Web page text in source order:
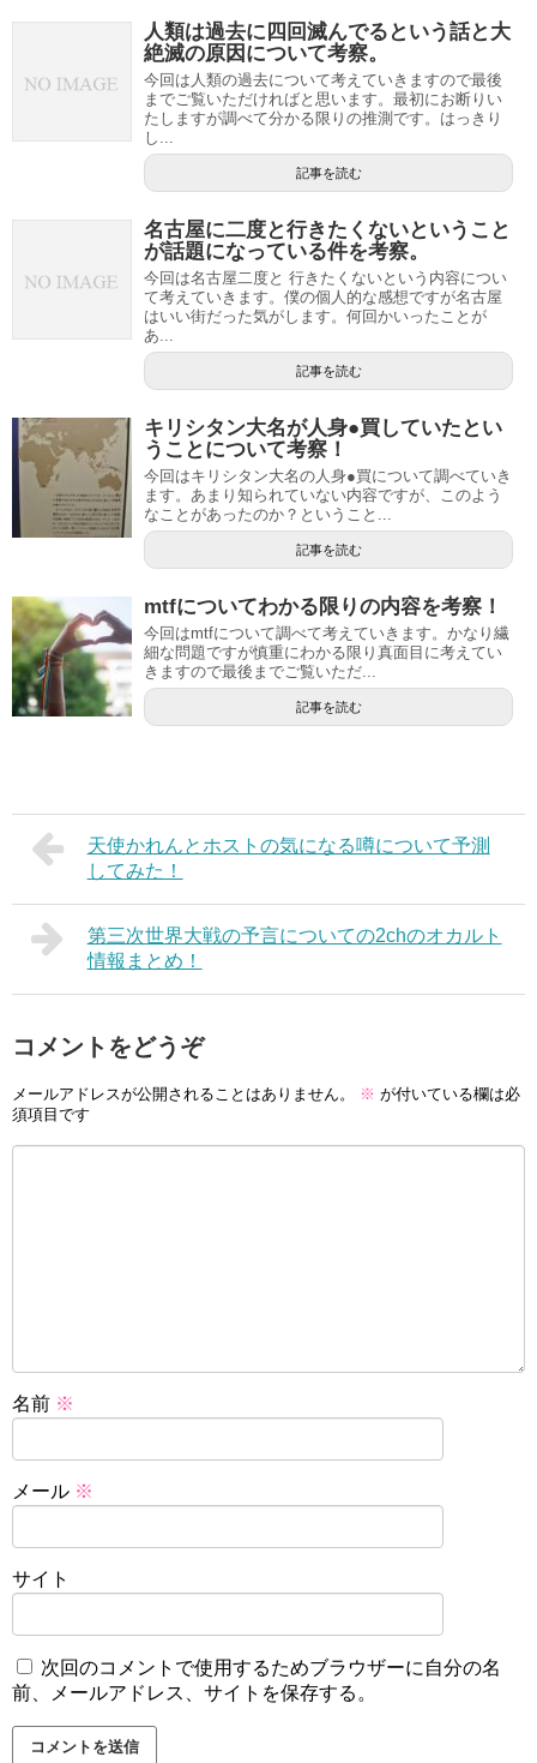
人類は過去に四回滅んでるという話と大
絶滅の原因について考察。
今回は人類の過去について考えていきますので最後
までご覧いただければと思います。最初にお断りい
たしますが調べて分かる限りの推測です。はっきり
し...
記事を読む
名古屋に二度と行きたくないということ
が話題になっている件を考察。
今回は名古屋二度と 行きたくないという内容につい
て考えていきます。僕の個人的な感想ですが名古屋
はいい街だった気がします。何回かいったことが
あ...
記事を読む
キリシタン大名が人身●買していたとい
うことについて考察！
今回はキリシタン大名の人身●買について調べていき
ます。あまり知られていない内容ですが、このよう
なことがあったのか？ということ...
記事を読む
mtfについてわかる限りの内容を考察！
今回はmtfについて調べて考えていきます。かなり繊
細な問題ですが慎重にわかる限り真面目に考えてい
きますので最後までご覧いただ...
記事を読む
天使かれんとホストの気になる噂について予測
してみた！
第三次世界大戦の予言についての2chのオカルト
情報まとめ！
コメントをどうぞ
メールアドレスが公開されることはありません。 ※ が付いている欄は必
須項目です
名前 ※
メール ※
サイト
次回のコメントで使用するためブラウザーに自分の名
前、メールアドレス、サイトを保存する。